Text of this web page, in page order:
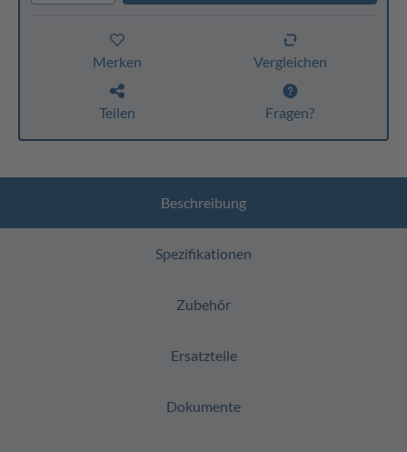
Merken Vergleichen
Teilen Fragen?
Beschreibung
Spezifikationen
Zubehör
Ersatzteile
Dokumente